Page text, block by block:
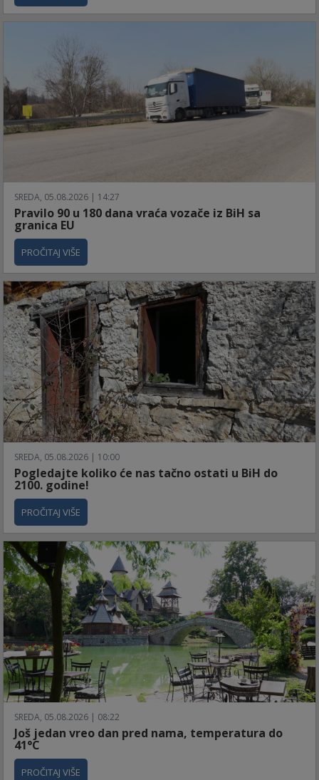
SREDA, 05.08.2026 | 14:27
Pravilo 90 u 180 dana vraća vozače iz BiH sa
granica EU
PROČITAJ VIŠE
SREDA, 05.08.2026 | 10:00
Pogledajte koliko će nas tačno ostati u BiH do
2100. godine!
PROČITAJ VIŠE
SREDA, 05.08.2026 | 08:22
Još jedan vreo dan pred nama, temperatura do
41°C
PROČITAJ VIŠE